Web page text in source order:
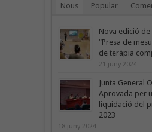
Nous Popular
Nova edició
“Presa de
de teràpia
21 juny 2024
Junta General
Aprovada per
liquidació del
2023
18 juny 2024